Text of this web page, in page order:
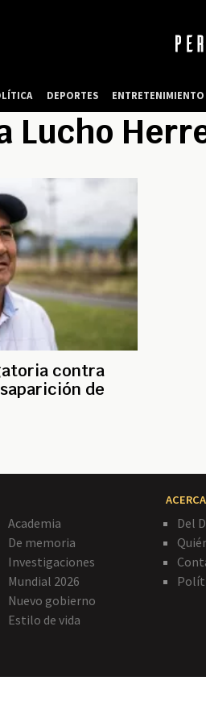
Lucho
contra
de
Academia
De memoria
Investigaciones
Mundial 2026
Nuevo gobierno
Estilo de vida
Del
DEPORTES ENTRETENIMIENTO